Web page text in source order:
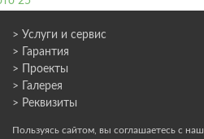
> Услуги и сервис
> Гарантия
> Проекты
> Галерея
> Реквизиты
Пользуясь сайтом, вы соглашаетесь с